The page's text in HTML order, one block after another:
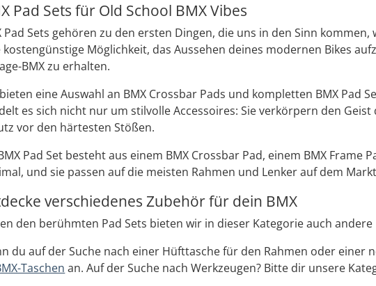
Pad Sets für Old School BMX Vibes
Pad Sets gehören zu den ersten Dingen, die uns in den Sinn kommen,
kostengünstige Möglichkeit, das Aussehen deines modernen Bikes
BMX zu erhalten.
eine Auswahl an BMX Crossbar Pads und kompletten BMX Pad
es sich nicht nur um stilvolle Accessoires: Sie verkörpern den
vor den härtesten Stößen.
Pad Set besteht aus einem BMX Crossbar Pad, einem BMX Frame
und sie passen auf die meisten Rahmen und Lenker auf dem
verschiedenes Zubehör für dein BMX
den berühmten Pad Sets bieten wir in dieser Kategorie auch
du auf der Suche nach einer Hüfttasche für den Rahmen oder einer
Taschen an. Auf der Suche nach Werkzeugen? Bitte dir unsere